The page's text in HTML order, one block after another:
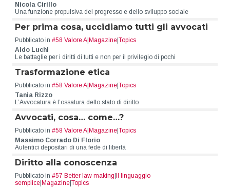
Nicola Cirillo
Una funzione propulsiva del progresso e dello sviluppo sociale
Per prima cosa, uccidiamo tutti gli avvocati
Pubblicato in #58 Valore A|Magazine|Topics
Aldo Luchi
Le battaglie per i diritti di tutti e non per il privilegio di pochi
Trasformazione etica
Pubblicato in #58 Valore A|Magazine|Topics
Tania Rizzo
L’Avvocatura è l’ossatura dello stato di diritto
Avvocati, cosa… come…?
Pubblicato in #58 Valore A|Magazine|Topics
Massimo Corrado Di Florio
Autentici depositari di una fede di libertà
Diritto alla conoscenza
Pubblicato in #57 Better law making|Il linguaggio
semplice|Magazine|Topics